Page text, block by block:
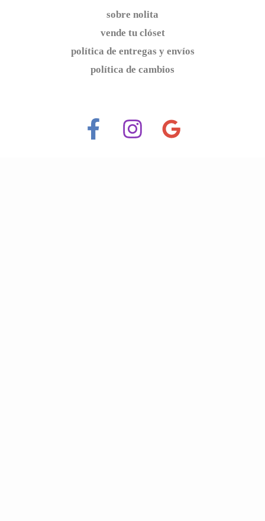
sobre nolita
vende tu clóset
política de entregas y envíos
política de cambios